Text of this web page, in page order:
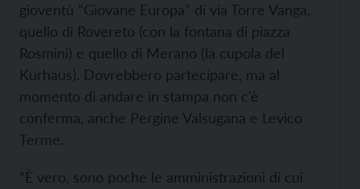
gioventù “Giovane Europa” di via Torre Vanga,
quello di Rovereto (con la fontana di piazza
Rosmini) e quello di Merano (la cupola del
Kurhaus). Dovrebbero partecipare, ma al
momento di andare in stampa non c’è
conferma, anche Pergine Valsugana e Levico
Terme.
“È vero, sono poche le amministrazioni di cui